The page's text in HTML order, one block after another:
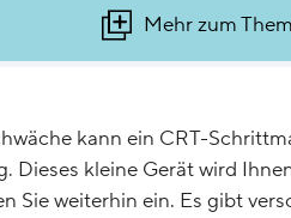
Mehr zum
kann ein CRT-
Dieses kleine Gerät wird
Sie weiterhin ein. Es gibt